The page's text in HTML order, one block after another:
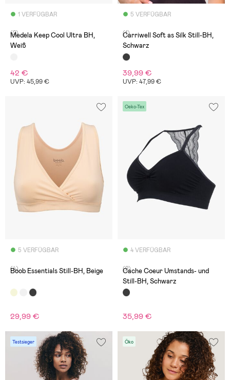
1 VERFÜGBAR
(2)
Medela Keep Cool Ultra BH,
Weiß
42 €
UVP: 45,99 €
5 VERFÜGBAR
(1)
Carriwell Soft as Silk Still-BH,
Schwarz
39,99 €
UVP: 47,99 €
5 VERFÜGBAR
(4)
Boob Essentials Still-BH, Beige
29,99 €
Oeko-Tex
4 VERFÜGBAR
(2)
Cache Coeur Umstands- und
Still-BH, Schwarz
35,99 €
Testsieger Öko